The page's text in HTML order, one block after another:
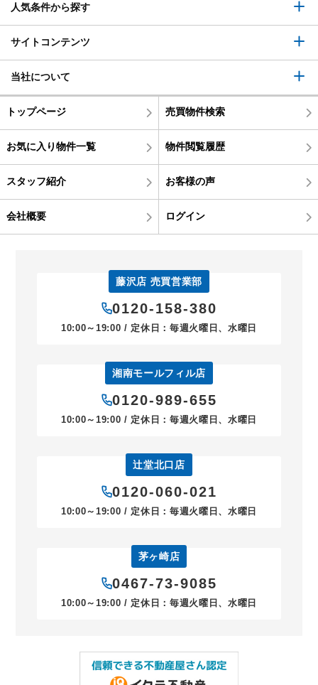
人気条件から探す
サイトコンテンツ
当社について
トップページ 売買物件検索
お気に入り物件一覧 物件閲覧履歴
スタッフ紹介 お客様の声
会社概要 ログイン
藤沢店 売買営業部
0120-158-380
10:00～19:00 / 定休日：毎週火曜日、水曜日
湘南モールフィル店
0120-989-655
10:00～19:00 / 定休日：毎週火曜日、水曜日
辻堂北口店
0120-060-021
10:00～19:00 / 定休日：毎週火曜日、水曜日
茅ヶ崎店
0467-73-9085
10:00～19:00 / 定休日：毎週火曜日、水曜日